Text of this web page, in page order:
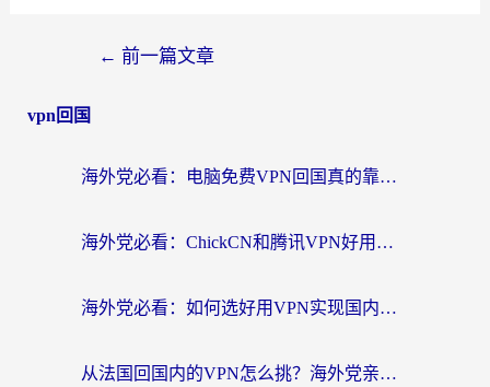
← 前一篇文章
vpn回国
海外党必看：电脑免费VPN回国真的靠谱吗？附实测对比与最优方案指南
海外党必看：ChickCN和腾讯VPN好用吗？3招选对回国加速器，告别地区限制
海外党必看：如何选好用VPN实现国内资源无缝访问？从越南到全球都适用
从法国回国内的VPN怎么挑？海外党亲测：稳定、多端、安全才是关键